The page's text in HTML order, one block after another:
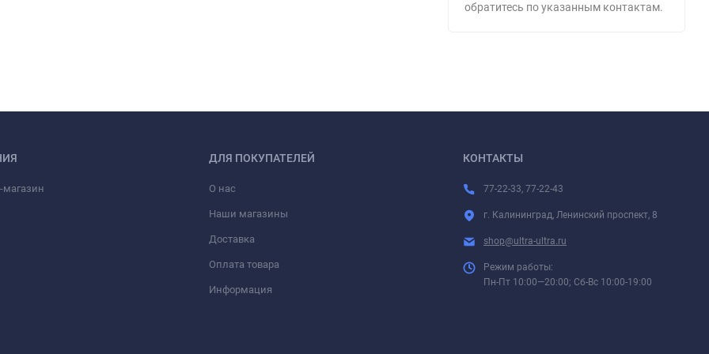
обратитесь по указанным контактам.
магазин
ДЛЯ ПОКУПАТЕЛЕЙ
О нас
Наши магазины
Доставка
Оплата товара
Информация
КОНТАКТЫ
77-22-33, 77-22-43
г. Калининград, Ленинский проспект, 8
shop@ultra-ultra.ru
Режим работы:
Пн-Пт 10:00—20:00; Сб-Вс 10:00-19:00